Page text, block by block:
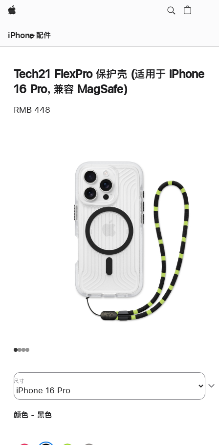
Apple
iPhone 配件
Tech21 FlexPro 保护壳 (适用于 iPhone
16 Pro，兼容 MagSafe)
RMB 448
尺寸
颜色 - 黑色